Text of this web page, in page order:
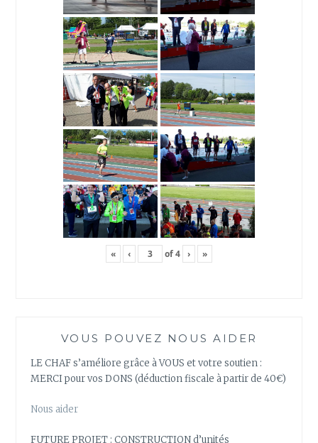
« ‹ of4 › »
VOUS POUVEZ NOUS AIDER
LE CHAF s’améliore grâce à VOUS et votre soutien :
MERCI pour vos DONS (déduction fiscale à partir de 40€)
Nous aider
FUTURE PROJET : CONSTRUCTION d’unités